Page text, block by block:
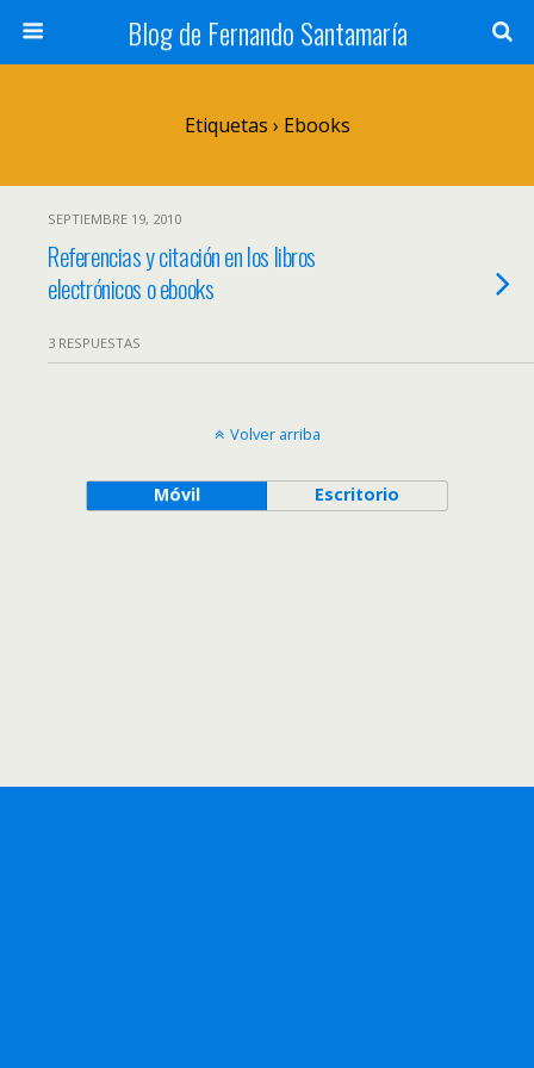
Blog de Fernando Santamaría
Etiquetas › Ebooks
SEPTIEMBRE 19, 2010
Referencias y citación en los libros
electrónicos o ebooks
3 RESPUESTAS
Volver arriba
Móvil Escritorio